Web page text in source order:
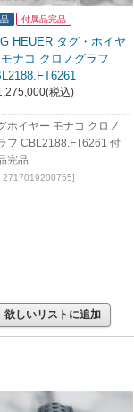
付属品完品
HEUER タグ・ホイヤ
ナコ クロノグラフ
(税込)
ホイヤー モナコ クロノ
フ CBL2188.FT6261 付
完品
2717019200755]
欲しいリストに追加